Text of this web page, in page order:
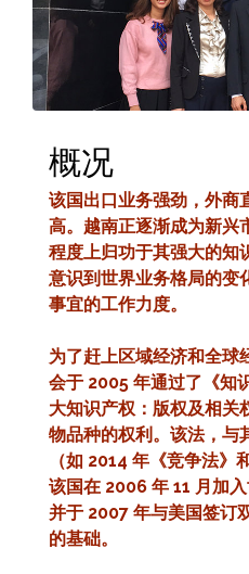
概况
该国出口业务强劲，外商
高。越南正逐渐成为新兴
程度上归功于其强大的知
意识到世界业务格局的变
事宜的工作力度。
为了赶上区域经济和全球
会于 2005 年通过了《知
大知识产权：版权及相关
物品种的权利。该法，与
（如 2014 年《竞争法》
该国在 2006 年 11 月加
并于 2007 年与美国签订
的基础。